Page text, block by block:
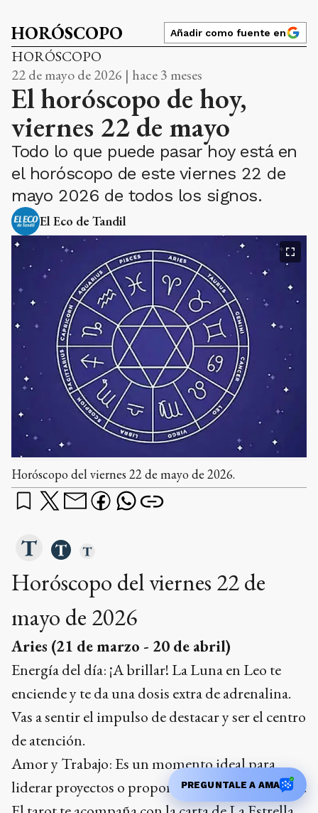
HORÓSCOPO Añadir como fuente en
HORÓSCOPO
22 de mayo de 2026 | hace 3 meses
El horóscopo de hoy,
viernes 22 de mayo
Todo lo que puede pasar hoy está en
el horóscopo de este viernes 22 de
mayo 2026 de todos los signos.
El Eco de Tandil
Horóscopo del viernes 22 de mayo de 2026.
Horóscopo del viernes 22 de
mayo de 2026
Aries (21 de marzo - 20 de abril)
Energía del día: ¡A brillar! La Luna en Leo te
enciende y te da una dosis extra de adrenalina.
Vas a sentir el impulso de destacar y ser el centro
de atención.
Amor y Trabajo: Es un momento ideal para
liderar proyectos o proponer salidas con amigos.
PREGUNTALE A AMA